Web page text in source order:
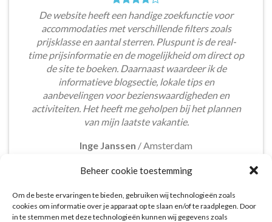
Beheer cookie toestemming
Om de beste ervaringen te bieden, gebruiken wij technologieën zoals
cookies om informatie over je apparaat op te slaan en/of te raadplegen. Door
in te stemmen met deze technologieën kunnen wij gegevens zoals
De website heeft een handige zoekfunctie voor
accommodaties met verschillende filters zoals
prijsklasse en aantal sterren. Pluspunt is de real-
time prijsinformatie en de mogelijkheid om direct op
de site te boeken. Daarnaast waardeer ik de
informatieve blogsectie, lokale tips en
aanbevelingen voor bezienswaardigheden en
activiteiten. Het heeft me geholpen bij het plannen
van mijn laatste vakantie.
Inge Janssen / Amsterdam